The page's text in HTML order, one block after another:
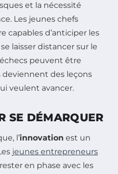
et la nécessité
Les jeunes chefs
capables d’anticiper les
laisser distancer sur le
peuvent être
des leçons
veulent avancer.
SE DÉMARQUER
l’innovation est un
jeunes entrepreneurs
en phase avec les